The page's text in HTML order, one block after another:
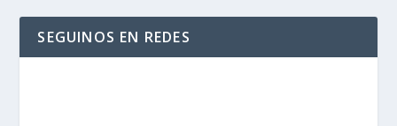
SEGUINOS EN REDES